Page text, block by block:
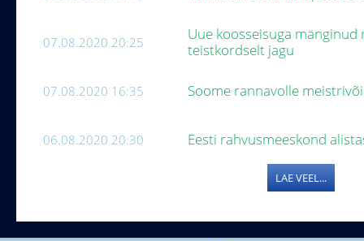
07.08.2020 20:25
Uue koosseisuga
teistkordselt jagu
07.08.2020 16:35 Soome rannavolle
06.08.2020 20:30 Eesti rahvusmeeskond
LAE VEEL...